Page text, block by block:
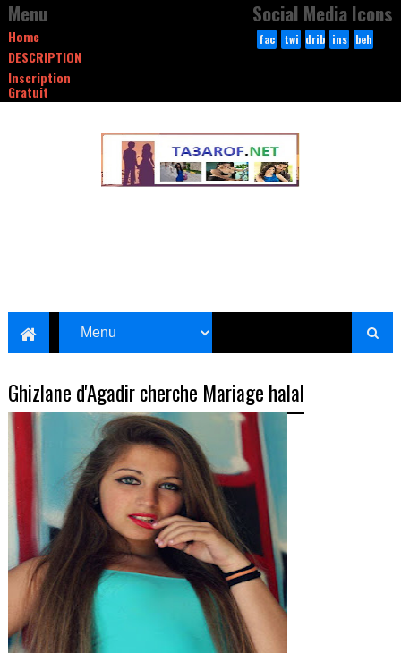
Menu
Home
DESCRIPTION
Inscription
Gratuit
Social Media Icons
fac
twi drib ins
beh
Ghizlane d'Agadir cherche Mariage halal